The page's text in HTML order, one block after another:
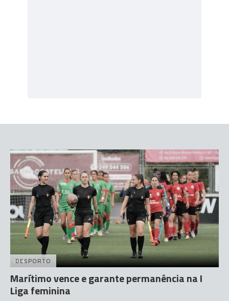
DESPORTO
Marítimo vence e garante permanência na I
Liga feminina